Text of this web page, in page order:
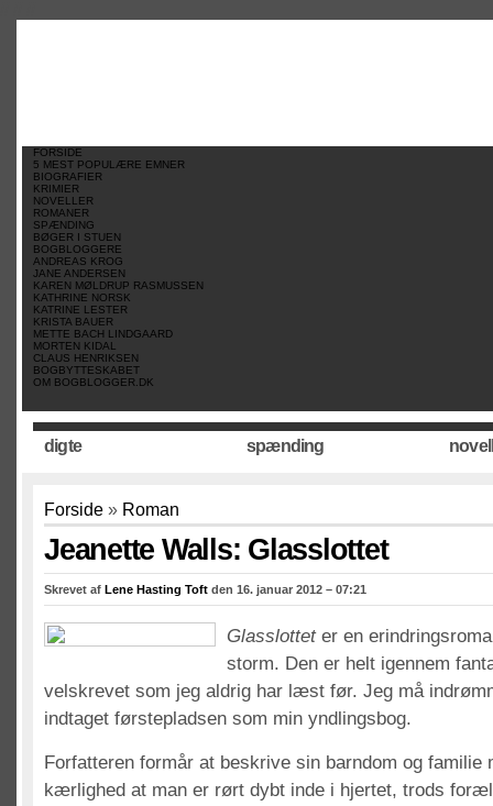
FORSIDE
5 MEST POPULÆRE EMNER
BIOGRAFIER
KRIMIER
NOVELLER
ROMANER
SPÆNDING
BØGER I STUEN
BOGBLOGGERE
ANDREAS KROG
JANE ANDERSEN
KAREN MØLDRUP RASMUSSEN
KATHRINE NORSK
KATRINE LESTER
KRISTA BAUER
METTE BACH LINDGAARD
MORTEN KIDAL
CLAUS HENRIKSEN
BOGBYTTESKABET
OM BOGBLOGGER.DK
digte spænding
Forside » Roman
Jeanette Walls: Glasslottet
Skrevet af Lene Hasting Toft den 16. januar 2012 – 07:21
Glasslotteter en
storm. Den er helt igennem
velskrevet som jeg aldrig har læst før. Jeg må
indtaget førstepladsen som min yndlingsbog.
Forfatteren formår at beskrive sin barndom og familie
kærlighed at man er rørt dybt inde i hjertet, trods